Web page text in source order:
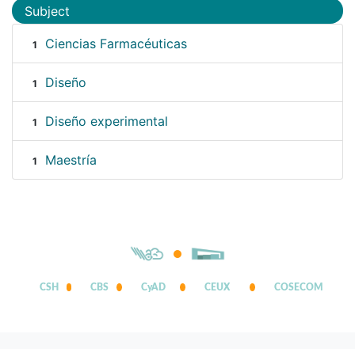
Subject
1 Ciencias Farmacéuticas
1 Diseño
1 Diseño experimental
1 Maestría
CSH CBS CyAD CEUX COSECOM